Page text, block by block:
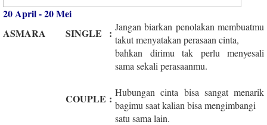
20 April - 20 Mei
ASMARA
SINGLE : Jangan biarkan penolakan membuatmu
takut menyatakan perasaan cinta,
bahkan dirimu tak perlu menyesali
sama sekali perasaanmu.
COUPLE : Hubungan cinta bisa sangat menarik
bagimu saat kalian bisa mengimbangi
satu sama lain.